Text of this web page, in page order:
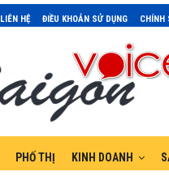
LIÊN HỆ ĐIỀU KHOẢN SỬ DỤNG CHÍNH
PHỐ THỊ KINH DOANH